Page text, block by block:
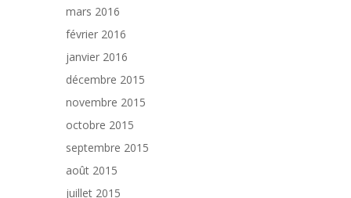
mars 2016
février 2016
janvier 2016
décembre 2015
novembre 2015
octobre 2015
septembre 2015
août 2015
juillet 2015